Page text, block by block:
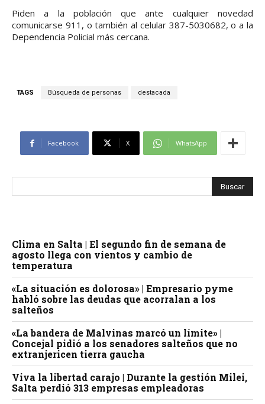
Piden a la población que ante cualquier novedad
comunicarse 911, o también al celular 387-5030682, o a la
Dependencia Policial más cercana.
TAGS Búsqueda de personas destacada
Facebook X WhatsApp
Clima en Salta | El segundo fin de semana de
agosto llega con vientos y cambio de
temperatura
«La situación es dolorosa» | Empresario pyme
habló sobre las deudas que acorralan a los
salteños
«La bandera de Malvinas marcó un límite» |
Concejal pidió a los senadores salteños que no
extranjericen tierra gaucha
Viva la libertad carajo | Durante la gestión Milei,
Salta perdió 313 empresas empleadoras